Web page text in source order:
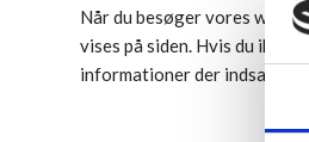
Når du besøger vores
vises på siden. Hvis du ikke
informationer der